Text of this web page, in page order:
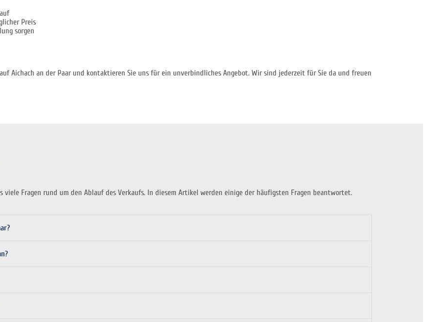
Preis
sorgen
Aichach an der Paar und kontaktieren Sie uns für ein unverbindliches Angebot. Wir sind jederzeit für Sie da und freuen
viele Fragen rund um den Ablauf des Verkaufs. In diesem Artikel werden einige der häufigsten Fragen beantwortet.